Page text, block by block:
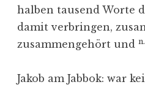
halben tausend Worte
damit verbringen,
zusammengehört und n.
Jakob am Jabbok: war